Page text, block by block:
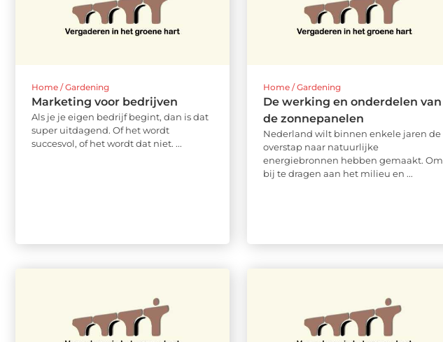
Home / Gardening
Marketing voor bedrijven
Als je je eigen bedrijf begint, dan is dat
super uitdagend. Of het wordt
succesvol, of het wordt dat niet. ...
Home / Gardening
De werking en onderdelen van
de zonnepanelen
Nederland wilt binnen enkele jaren de
overstap naar natuurlijke
energiebronnen hebben gemaakt. Om
bij te dragen aan het milieu en ...